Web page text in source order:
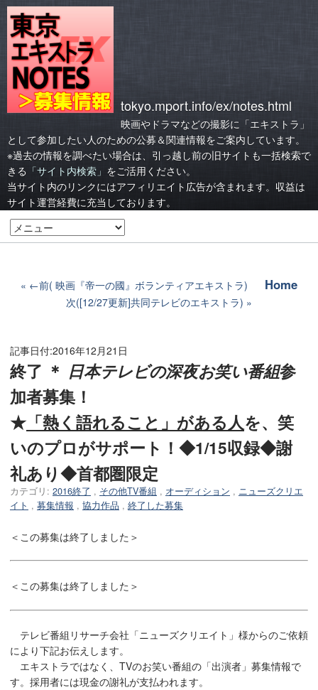
tokyo.mport.info/ex/notes.html
映画やドラマなどの撮影に「エキストラ」
として参加したい人のための公募＆関連情報をご案内しています。
※過去の情報を調べたい場合は、引っ越し前の旧サイトも一括検索で
きる 「サイト内検索」 をご活用ください。
当サイト内のリンクにはアフィリエイト広告が含まれます。収益は
サイト運営経費に充当しております。
←前( 映画『帝一の國』ボランティアエキストラ) Home
次([12/27更新]共同テレビのエキストラ)
記事日付:2016年12月21日
終了 ＊ 日本テレビの深夜お笑い番組参
加者募集！
★ 「熱く語れること」がある人を、笑
いのプロがサポート！◆1/15収録◆謝
礼あり◆首都圏限定
カテゴリ: 2016終了 , その他TV番組 , オーディション , ニューズクリエ
イト , 募集情報 , 協力作品 , 終了した募集
＜この募集は終了しました＞
＜この募集は終了しました＞
テレビ番組リサーチ会社「ニューズクリエイト」様からのご依頼
により下記お伝えします。
エキストラではなく、TVのお笑い番組の「出演者」募集情報で
す。採用者には現金の謝礼が支払われます。